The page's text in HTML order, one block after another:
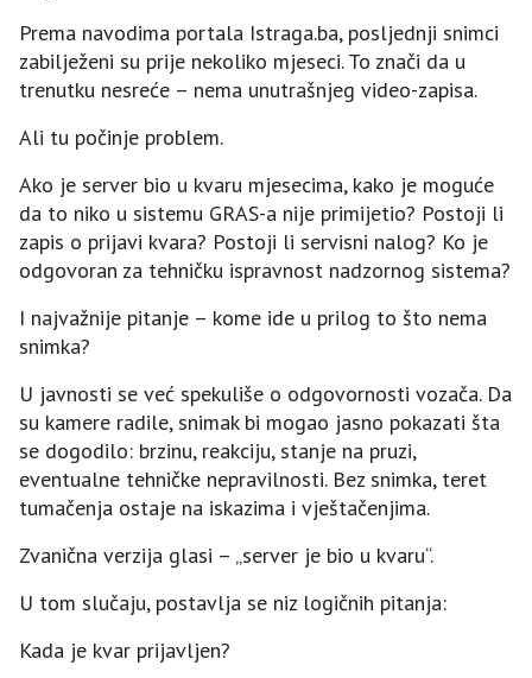
Prema navodima portala Istraga.ba, posljednji snimci
zabilježeni su prije nekoliko mjeseci. To znači da u
trenutku nesreće – nema unutrašnjeg video-zapisa.
Ali tu počinje problem.
Ako je server bio u kvaru mjesecima, kako je moguće
da to niko u sistemu GRAS-a nije primijetio? Postoji li
zapis o prijavi kvara? Postoji li servisni nalog? Ko je
odgovoran za tehničku ispravnost nadzornog sistema?
I najvažnije pitanje – kome ide u prilog to što nema
snimka?
U javnosti se već spekuliše o odgovornosti vozača. Da
su kamere radile, snimak bi mogao jasno pokazati šta
se dogodilo: brzinu, reakciju, stanje na pruzi,
eventualne tehničke nepravilnosti. Bez snimka, teret
tumačenja ostaje na iskazima i vještačenjima.
Zvanična verzija glasi – „server je bio u kvaru“.
U tom slučaju, postavlja se niz logičnih pitanja:
Kada je kvar prijavljen?